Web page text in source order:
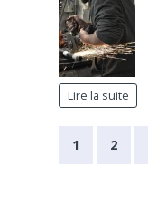
Lire la suite
1 2